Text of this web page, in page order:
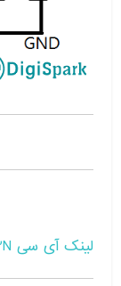
لینک آی سی ۷۴HC32N گیت OR، کلیک کنید